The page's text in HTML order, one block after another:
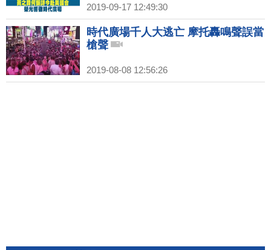
2019-09-17 12:49:30
時代廣場千人大逃亡 摩托轟鳴聲誤當
槍聲
2019-08-08 12:56:26